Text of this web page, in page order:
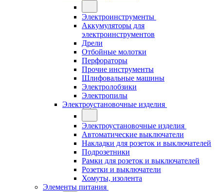
Электроинструменты
Аккумуляторы для
электроинструментов
Дрели
Отбойные молотки
Перфораторы
Прочие инструменты
Шлифовальные машины
Электролобзики
Электропилы
Электроустановочные изделия
Электроустановочные изделия
Автоматические выключатели
Накладки для розеток и выключателей
Подрозетники
Рамки для розеток и выключателей
Розетки и выключатели
Хомуты, изолента
Элементы питания